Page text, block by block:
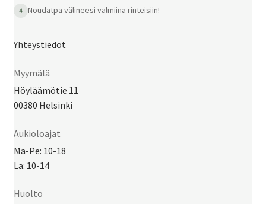
Noudatpa välineesi valmiina rinteisiin!
Yhteystiedot
Myymälä
Höyläämötie 11
00380 Helsinki
Aukioloajat
Ma-Pe: 10-18
La: 10-14
Huolto